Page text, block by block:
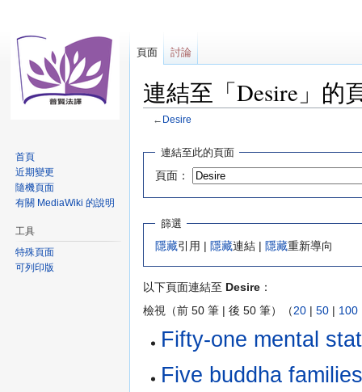
連結至「Desire」的
← Desire
覽
尋
連結至此的頁面
頁面：
篩選
隱藏引用 | 隱藏連結 | 隱藏重新導向
以下頁面連結至 Desire ：
檢視（前 50 筆 | 後 50 筆）（20 | 50 | 100
Fifty-one mental
Five buddha
頁面 討論
首頁
近期變更
隨機頁面
有關 MediaWiki 的說明
工具
特殊頁面
可列印版